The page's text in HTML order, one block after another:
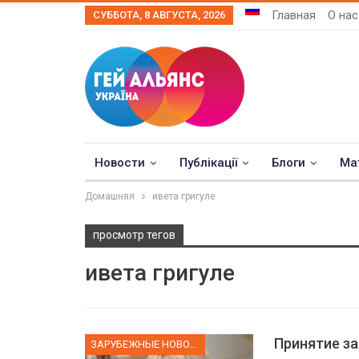
СУББОТА, 8 АВГУСТА, 2026 Главная О нас
Новости Публікації Блоги
Домашняя ивета григуле
просмотр тегов
ивета григуле
Принятие